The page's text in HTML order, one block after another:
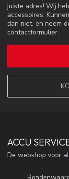
juiste adres! Wij
accessoires.
dan niet, en neem
contactformulier.
ACCU
De webshop voor